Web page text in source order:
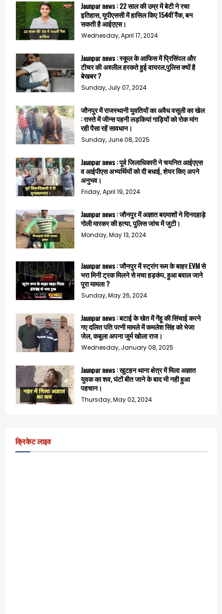
Jaunpur news : 22 साल की उम्र में बेटी ने रचा
इतिहास, यूपीएससी में हासिल किए 154वीं रैंक, बन
सकती है आईएएस।
Wednesday, April 17, 2024
Jaunpur news : स्कूल के आफिस में प्रिसिंपल और
टीचर की अश्लील हरकते हुई वायरल,पुलिस क्यों है
बेखबर ?
Sunday, July 07, 2024
जौनपुर में राजस्थानी युवतियों का अवैध वसूली का खेल
: रास्ते में जीन्स पहनी लड़कियां गाड़ियों को रोक मांग
रही पैसा रहें सावधान।
Sunday, June 08, 2025
Jaunpur news : पूर्व जिलाधिकारी ने चयनित आईएएस
व आईपीएस अभ्यर्थियों को दी बधाई, शेयर किए अपने
अनुभव।
Friday, April 19, 2024
Jaunpur news : जौनपुर में अज्ञात बदमाशों ने दिनदहाड़े
गोली मारकर की हत्या, पुलिस जांच में जुटी।
Monday, May 13, 2024
Jaunpur news : जौनपुर में स्ट्रांग रूम के बाहर EVM से
भरा मिनी ट्रक मिलने से मचा हड़कंप, हुआ बवाल जाने
पूरा मामला ?
Sunday, May 26, 2024
Jaunpur news : बटाई के खेत में गेंहू की सिंचाई करने
गए दलित पति पत्नी मामले में कमलेश सिंह को भेजा
जेल, कबूला अपना जुर्म खोला राज।
Wednesday, January 08, 2025
Jaunpur news : खुटहन थाना क्षेत्र में मिला अज्ञात
युवक का शव, घंटों बीत जाने के बाद भी नही हुआ
पहचान।
Thursday, May 02, 2024
क्रिकेट लाइव